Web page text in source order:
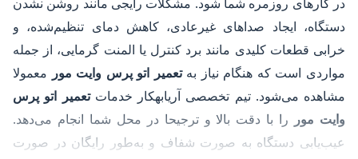
دستگاه، ایجاد صداهای غیرعادی، کاهش دمای تنظیم‌شده، و
خرابی قطعات کلیدی مانند برد کنترل یا المنت گرمایی، از جمله
مواردی است که هنگام نیاز بهتعمیر اتو پرس وایت مور معمولا
مشاهده می‌شود. تیم تخصصی آریابهکار خدماتتعمیر اتو پرس
وایت مور را با دقت بالا و ترجیحا در محل شما انجام می‌دهد.
عیب‌یابی دستگاه به صورت شفاف و به‌طور رایگان در صورت